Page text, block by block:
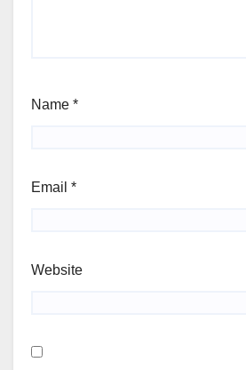
Name *
Email *
Website